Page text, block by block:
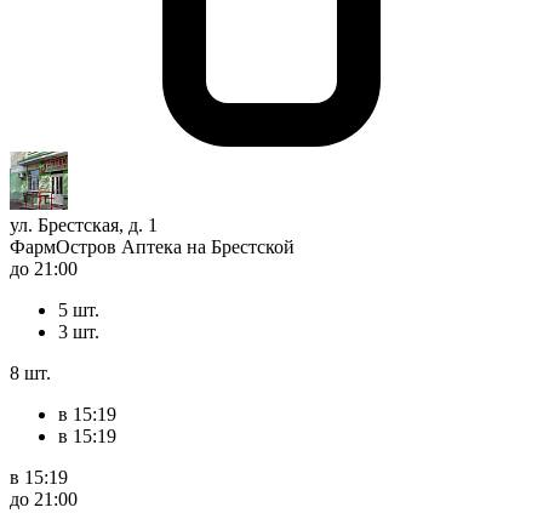
ул. Брестская, д. 1
ФармОстров Аптека на Брестской
до 21:00
5 шт.
3 шт.
8 шт.
в 15:19
в 15:19
в 15:19
до 21:00